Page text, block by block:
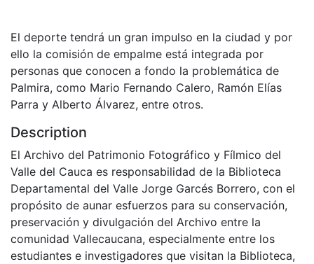
El deporte tendrá un gran impulso en la ciudad y por
ello la comisión de empalme está integrada por
personas que conocen a fondo la problemática de
Palmira, como Mario Fernando Calero, Ramón Elías
Parra y Alberto Álvarez, entre otros.
Description
El Archivo del Patrimonio Fotográfico y Fílmico del
Valle del Cauca es responsabilidad de la Biblioteca
Departamental del Valle Jorge Garcés Borrero, con el
propósito de aunar esfuerzos para su conservación,
preservación y divulgación del Archivo entre la
comunidad Vallecaucana, especialmente entre los
estudiantes e investigadores que visitan la Biblioteca,